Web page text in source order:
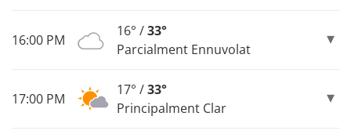
16:00 PM
16° /33°
Parcialment Ennuvolat
17:00 PM
17° /33°
Principalment Clar